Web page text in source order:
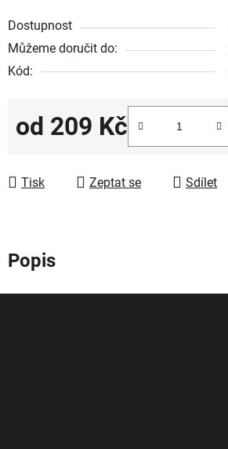
Dostupnost
Můžeme doručit do:
Kód:
od 209 Kč
Tisk Zeptat se Sdílet
Popis